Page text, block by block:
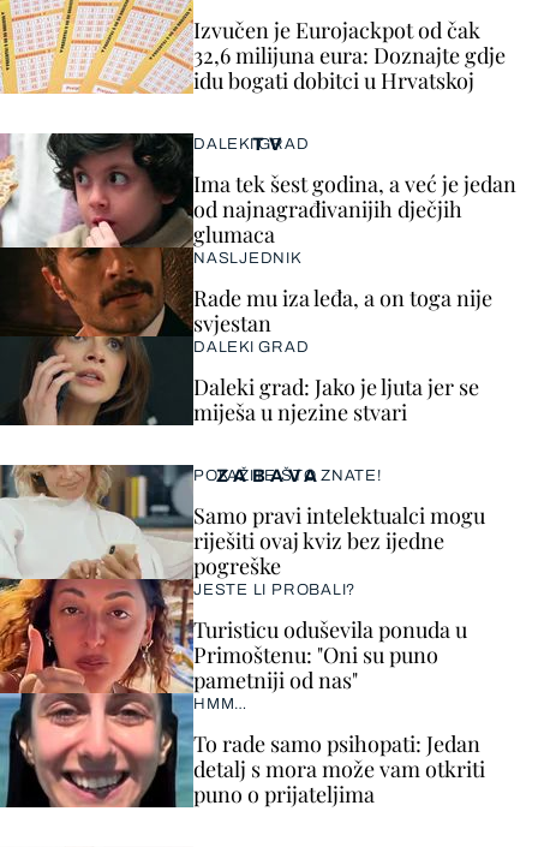
Izvučen je Eurojackpot od čak
32,6 milijuna eura: Doznajte gdje
idu bogati dobitci u Hrvatskoj
ZABAVA
POKAŽITE ŠTO ZNATE!
Samo pravi intelektualci mogu
riješiti ovaj kviz bez ijedne
pogreške
JESTE LI PROBALI?
Turisticu oduševila ponuda u
Primoštenu: "Oni su puno
pametniji od nas"
HMM…
To rade samo psihopati: Jedan
detalj s mora može vam otkriti
puno o prijateljima
TV
DALEKI GRAD
Ima tek šest godina, a već je jedan
od najnagrađivanijih dječjih
glumaca
NASLJEDNIK
Rade mu iza leđa, a on toga nije
svjestan
DALEKI GRAD
Daleki grad: Jako je ljuta jer se
miješa u njezine stvari